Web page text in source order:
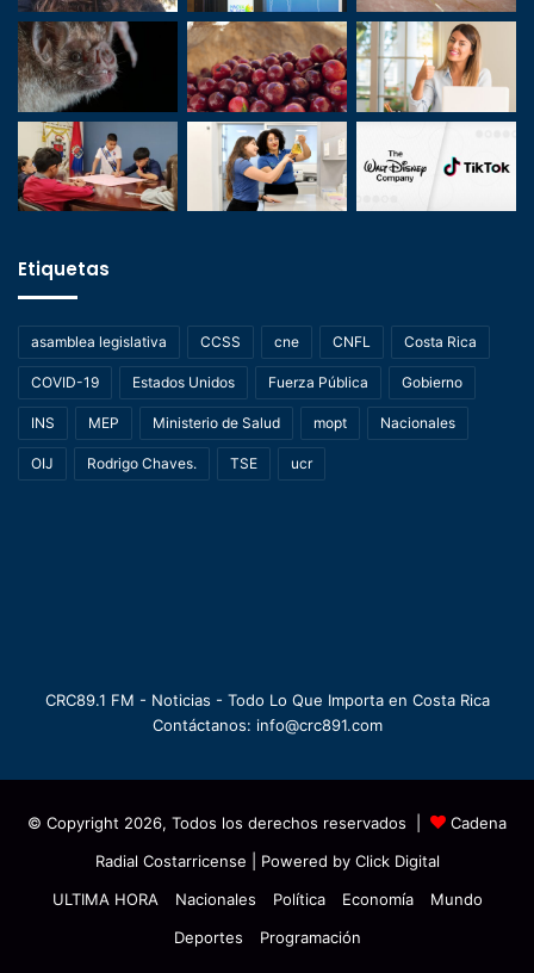
Etiquetas
asamblea legislativa CCSS cne CNFL Costa Rica
COVID-19 Estados Unidos Fuerza Pública Gobierno
INS MEP Ministerio de Salud mopt Nacionales
OIJ Rodrigo Chaves. TSE ucr
CRC89.1 FM - Noticias - Todo Lo Que Importa en Costa Rica
Contáctanos: info@crc891.com
© Copyright 2026, Todos los derechos reservados |
Cadena
Radial Costarricense | Powered by Click Digital
ULTIMA HORA
Nacionales Política Economía
Mundo
Deportes
Programación